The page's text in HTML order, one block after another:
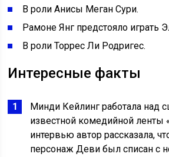
В роли Анисы Меган Сури.
Рамоне Янг предстояло играть
В роли Торрес Ли Родригес.
Интересные факты
Минди Кейлинг работала над
известной комедийной ленты
интервью автор рассказала,
персонаж Деви был списан с